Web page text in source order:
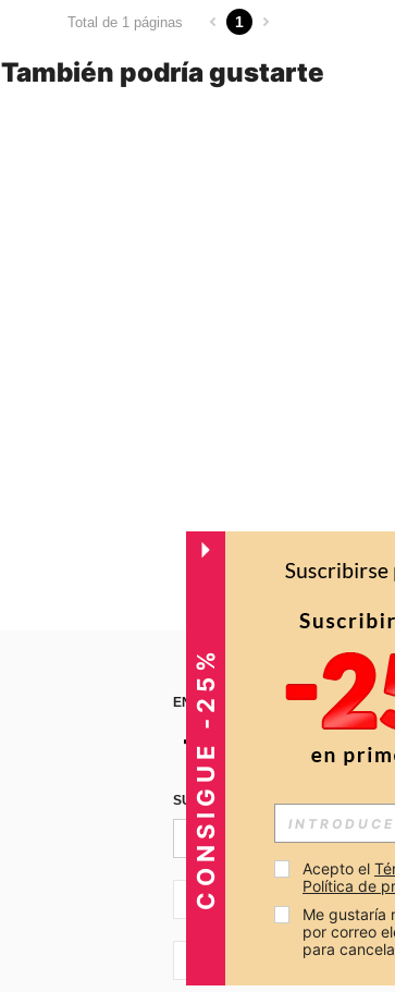
Total de 1 páginas 1
También podría gustarte
ENCUÉNTRANOS EN
SUSCRÍBETE PARA RECIBIR
CO + 57
CONSIGUE -25% Acepto el
Política de
Me gustaría
por correo
para